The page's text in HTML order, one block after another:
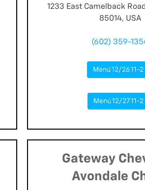
1233 East Camelback
85014, USA
(602) 359-
Menú 12/26 11-2
Menú 12/27 11-2
Gateway
Avondale